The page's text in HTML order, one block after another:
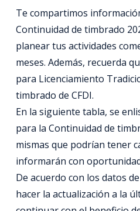
Te compartimos
Continuidad de timbrado
planear tus actividades
meses. Además, recuerda
para Licenciamiento
timbrado de CFDI.
En la siguiente tabla, se
para la Continuidad de
mismas que podrían tener
informarán con
De acuerdo con los datos
hacer la actualización a la